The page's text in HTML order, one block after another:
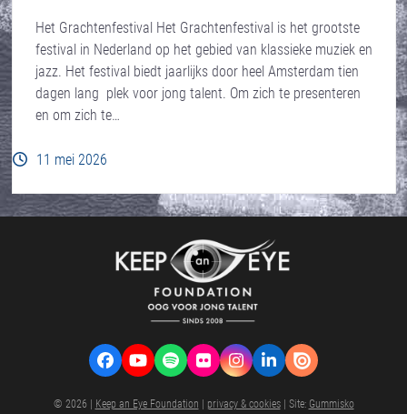
Het Grachtenfestival Het Grachtenfestival is het grootste
festival in Nederland op het gebied van klassieke muziek en
jazz. Het festival biedt jaarlijks door heel Amsterdam tien
dagen lang plek voor jong talent. Om zich te presenteren
en om zich te…
11 mei 2026
FacebookYouTubeSpotifyFlickrInstagram
LinkedIn
VK
© 2026 | Keep an Eye Foundation | privacy & cookies| Site: Gummisko